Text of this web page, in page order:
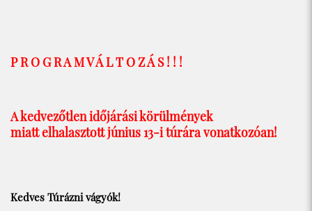
P R O G R A M V Á L T O Z Á S ! ! !
A kedvezőtlen időjárási körülmények
miatt elhalasztott június 13-i túrára vonatkozóan!
Kedves Túrázni vágyók!